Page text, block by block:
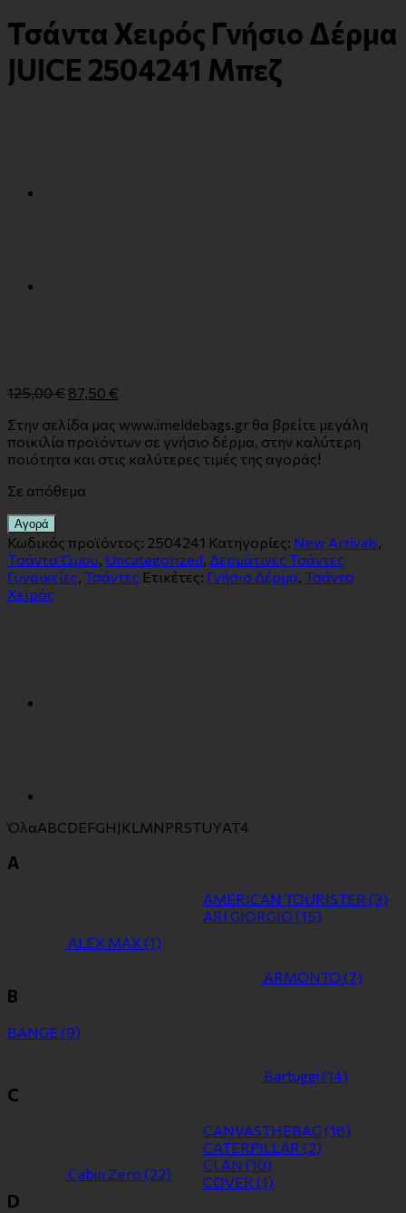
Τσάντα Χειρός Γνήσιο Δέρμα
JUICE 2504241 Μπεζ
125,00€ 87,50 €
Στην σελίδα μας www.imeldebags.gr θα βρείτε μεγάλη
ποικιλία προϊόντων σε γνήσιο δέρμα, στην καλύτερη
ποιότητα και στις καλύτερες τιμές της αγοράς!
Σε απόθεμα
Αγορά
Κωδικός προϊόντος: 2504241 Κατηγορίες: New Arrivals
Tσάντα Ώμου Uncategorized Δερμάτινες Τσάντες
Γυναικείες Τσάντες Ετικέτες: Γνήσιο Δέρμα Τσάντα
Χειρός
ΌλαABCDEFGH J KL MN PRSTUYΑΤ4
A
ALEX MAX (1)
AMERICAN TOURISTER (3)
ARI GIORGIO (15)
ARMONTO (7)
B
BANGE (9)
Bartuggi (14)
C
Cabin Zero (22)
CANVASTHEBAG (18)
CATERPILLAR (2)
CLAN (10)
COVER (1)
D